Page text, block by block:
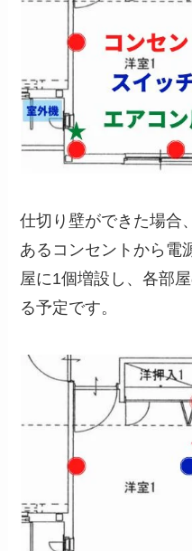
仕切り壁ができた場合
あるコンセントから電
屋に1個増設し、各部
る予定です。